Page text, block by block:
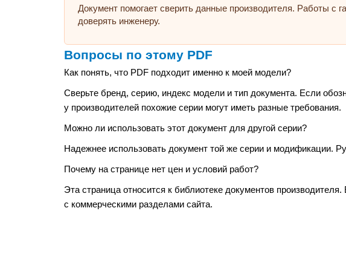
Документ помогает сверить данные производителя. Работы
доверять инженеру.
Вопросы по этому PDF
Как понять, что PDF подходит именно к моей модели?
Сверьте бренд, серию, индекс модели и тип документа. Если
у производителей похожие серии могут иметь разные требования.
Можно ли использовать этот документ для другой серии?
Надежнее использовать документ той же серии и модификации.
Почему на странице нет цен и условий работ?
Эта страница относится к библиотеке документов
с коммерческими разделами сайта.